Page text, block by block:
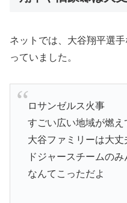
ネットでは、大谷翔平選
っていました。
ロサンゼルス火事
すごい広い地域が燃え
大谷ファミリーは大丈
ドジャースチームの
なんてこっただよ